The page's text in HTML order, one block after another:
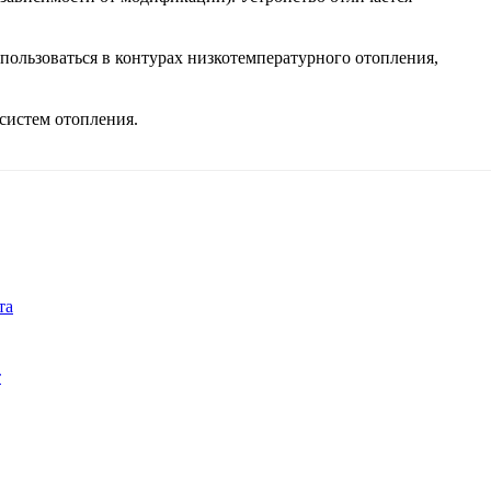
в контурах низкотемпературного отопления,
отопления.